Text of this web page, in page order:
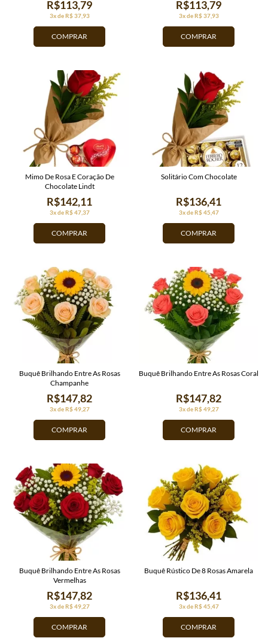
COMPRAR
3x de R$ 37,93
R$113,79
COMPRAR
3x de R$ 37,93
R$113,79
COMPRAR
3x de R$ 47,37
R$142,11
Mimo De Rosa E Coração De
Chocolate Lindt
COMPRAR
3x de R$ 45,47
R$136,41
Solitário Com Chocolate
COMPRAR
3x de R$ 49,27
R$147,82
Buquê Brilhando Entre As Rosas
Champanhe
COMPRAR
3x de R$ 49,27
R$147,82
Buquê Brilhando Entre As Rosas Coral
COMPRAR
3x de R$ 49,27
R$147,82
Buquê Brilhando Entre As Rosas
Vermelhas
COMPRAR
3x de R$ 45,47
R$136,41
Buquê Rústico De 8 Rosas Amarela